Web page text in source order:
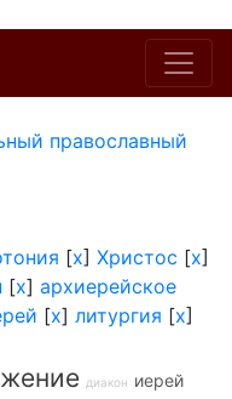
православный
[x] Христос [x]
[x] архиерейское
[x] литургия [x]
диакон иерей